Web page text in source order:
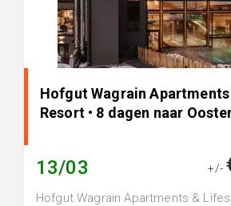
Hofgut Wagrain
Resort • 8 dagen naar
13/03 +/-
Hofgut Wagrain Apartments &